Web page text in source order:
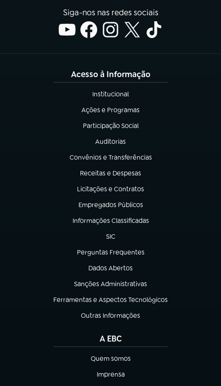
Siga-nos nas redes sociais
Acesso à Informação
Institucional
(abre em nova aba)
Ações e Programas
(abre em nova aba)
Participação Social
(abre em nova aba)
Auditorias
(abre em nova aba)
Convênios e Transferências
(abre em nova aba)
Receitas e Despesas
(abre em nova aba)
Licitações e Contratos
(abre em nova aba)
Empregados Públicos
(abre em nova aba)
Informações Classificadas
(abre em nova aba)
SIC
(abre em nova aba)
Perguntas Frequentes
(abre em nova aba)
Dados Abertos
(abre em nova aba)
Sanções Administrativas
(abre em nova aba)
Ferramentas e Aspectos Tecnológicos
(abre em nova aba)
Outras Informações
(abre em nova aba)
A EBC
Quem somos
(abre em nova aba)
Imprensa
(abre em nova aba)